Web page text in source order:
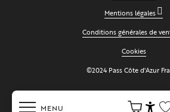
MENU
Mentions légales
Conditions générales de
Cookies
©2024 Pass Côte d'Azur